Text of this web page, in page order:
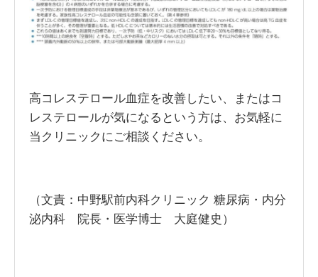
高コレステロール血症を改善したい、またはコ
レステロールが気になるという方は、お気軽に
当クリニックにご相談ください。
（文責：中野駅前内科クリニック 糖尿病・内分
泌内科 院長・医学博士 大庭健史）